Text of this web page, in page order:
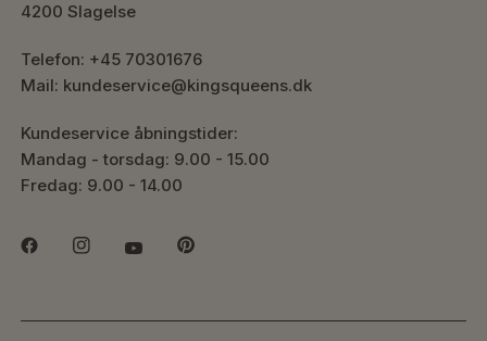
4200 Slagelse
Telefon: +45 70301676
Mail: kundeservice@kingsqueens.dk
Kundeservice åbningstider:
Mandag - torsdag: 9.00 - 15.00
Fredag: 9.00 - 14.00